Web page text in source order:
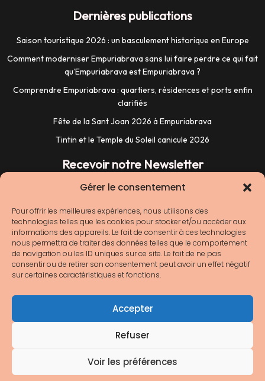
Gérer le consentement
Pour offrir les meilleures expériences, nous utilisons des
technologies telles que les cookies pour stocker et/ou accéder aux
informations des appareils. Le fait de consentir à ces technologies
nous permettra de traiter des données telles que le comportement
de navigation ou les ID uniques sur ce site. Le fait de ne pas
consentir ou de retirer son consentement peut avoir un effet négatif
sur certaines caractéristiques et fonctions.
Accepter
Refuser
Voir les préférences
Dernières publications
Saison touristique 2026 : un basculement historique en Europe
Comment moderniser Empuriabrava sans lui faire perdre ce qui fait
qu’Empuriabrava est Empuriabrava ?
Comprendre Empuriabrava : quartiers, résidences et ports enfin
clarifiés
Fête de la Sant Joan 2026 à Empuriabrava
Tintin et le Temple du Soleil canicule 2026
Recevoir notre Newsletter
Nous ne spammons pas ! Consultez notre
[link]politique de confidentialité[/link] pour plus
d’informations.